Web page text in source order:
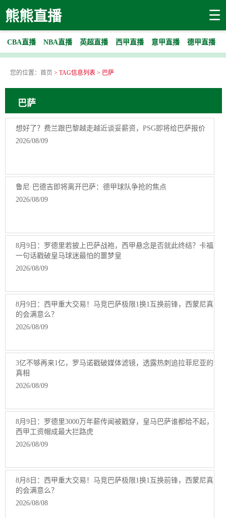
熊熊直播 ☰
CBA直播 NBA直播 英超直播 西甲直播 意甲直播 德甲直播
您的位置： 首页 > TAG信息列表 > 巴萨
巴萨
想好了？费兰跟巴黎越走越近谈妥薪资，PSG即将给巴萨报价
2026/08/09
鲁尼·巴德吉即将离开巴萨：德甲球队争抢的焦点
2026/08/09
8月9日：罗德里若披上巴萨战袍，西甲悬念是否就此终结？卡福
一句话戳破皇马球迷最怕的噩梦皇
2026/08/09
8月9日：西甲重大交易！马竞巴萨极限1换1互换前锋，西蒙尼真
的会满意么？
2026/08/09
3亿不够再来1亿，罗马诺戳破媒体滤镜，透露热刺追拉菲尼亚的
真相
2026/08/09
8月9日：罗德里3000万年薪传闻被戳穿，皇马巴萨谁都给不起，
西甲工资帽成最大拦路虎
2026/08/09
8月8日：西甲重大交易！马竞巴萨极限1换1互换前锋，西蒙尼真
的会满意么？
2026/08/08